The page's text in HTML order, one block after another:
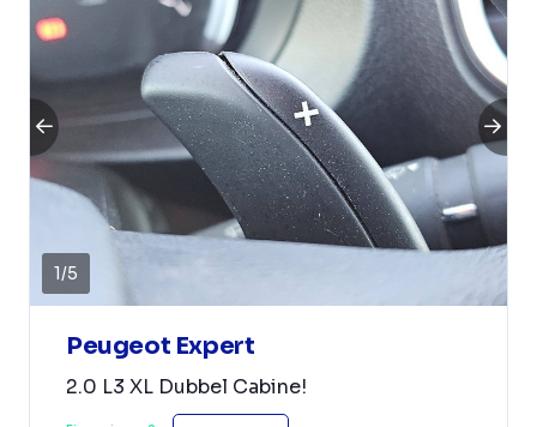
1/5
Peugeot Expert
2.0 L3 XL Dubbel Cabine!